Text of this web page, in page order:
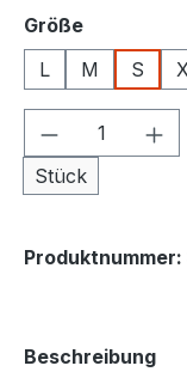
Größeauswählen
L
M S
Produkt
Stück
Produktnummer:
Beschreibung